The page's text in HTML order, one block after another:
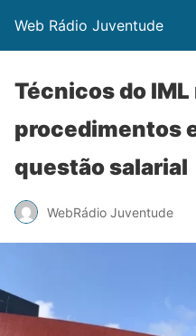
Web Rádio Juventude
Técnicos do
procedimentos
questão salarial
WebRádio Juventude